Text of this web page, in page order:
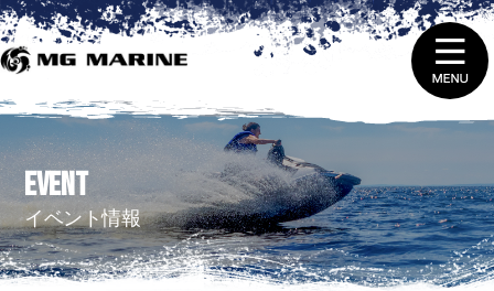
ニュース＆トピックス
2.船舶免許取得 ・ 免許証の更新と失効
3.販売（新艇＆中古艇）
EVENT
イベント情報